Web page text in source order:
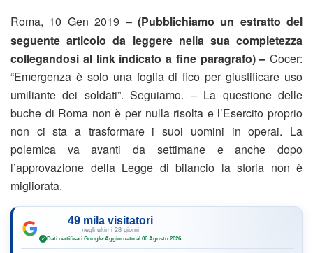
Roma, 10 Gen 2019 – (Pubblichiamo un estratto del
seguente articolo da leggere nella sua completezza
collegandosi al link indicato a fine paragrafo) – Cocer:
“Emergenza è solo una foglia di fico per giustificare uso
umiliante dei soldati”. Seguiamo. – La questione delle
buche di Roma non è per nulla risolta e l’Esercito proprio
non ci sta a trasformare i suoi uomini in operai. La
polemica va avanti da settimane e anche dopo
l’approvazione della Legge di bilancio la storia non è
migliorata.
49 mila visitatori
negli ultimi 28 giorni
✓ Dati certificati Google·Aggiornato al 06 Agosto 2026